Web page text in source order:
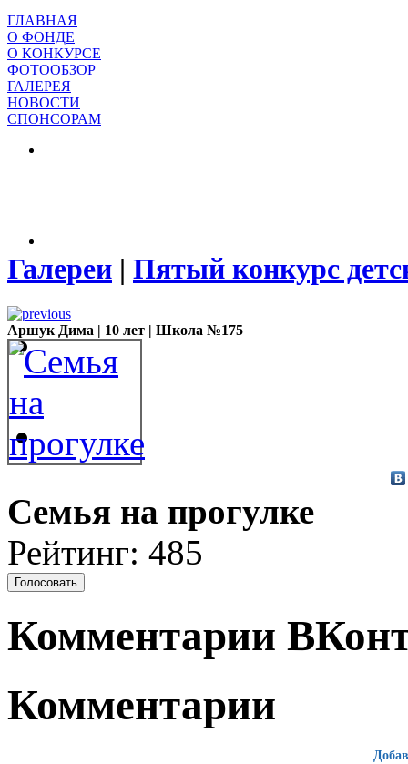
ГЛАВНАЯ
О ФОНДЕ
О КОНКУРСЕ
ФОТООБЗОР
ГАЛЕРЕЯ
НОВОСТИ
СПОНСОРАМ
Галереи | Пятый конкурс
Аршук Дима | 10 лет | Школа №175
Семья на прогулке
Рейтинг: 485
Комментарии
Комментарии